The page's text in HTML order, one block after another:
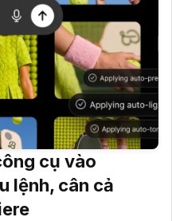
cụ vào
lệnh, cân cả